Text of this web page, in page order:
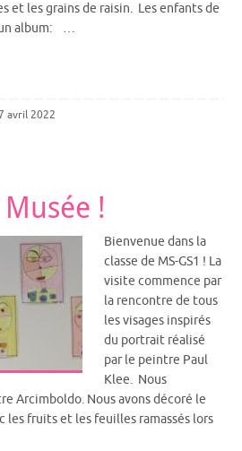
et les grains de raisin. Les enfants de
un album: …
avril 2022
!
Bienvenue dans la
classe de MS-GS1 ! La
visite commence par
la rencontre de tous
les visages inspirés
du portrait réalisé
par le peintre Paul
Klee. Nous
Arcimboldo. Nous avons décoré le
les fruits et les feuilles ramassés lors